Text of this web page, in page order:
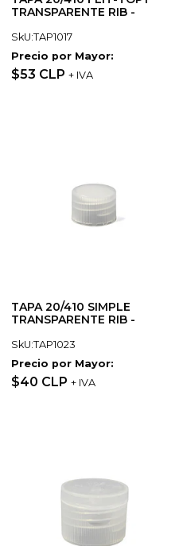
TRANSPARENTE RIB -
SkU:TAP1017
Precio por Mayor:
$53 CLP + IVA
TAPA 20/410 SIMPLE
TRANSPARENTE RIB -
SkU:TAP1023
Precio por Mayor:
$40 CLP + IVA